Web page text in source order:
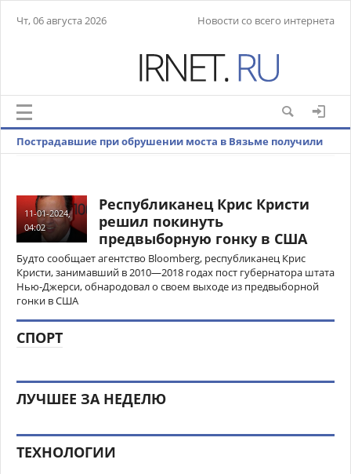
Чт, 06 августа 2026 Новости со всего интернета
Пострадавшие при обрушении моста в Вязьме получили
11-01-2024,
04:02
Республиканец Крис Кристи
решил покинуть
предвыборную гонку в США
Будто сообщает агентство Bloomberg, республиканец Крис
Кристи, занимавший в 2010—2018 годах пост губернатора штата
Нью-Джерси, обнародовал о своем выходе из предвыборной
гонки в США
СПОРТ
ЛУЧШЕЕ ЗА НЕДЕЛЮ
ТЕХНОЛОГИИ